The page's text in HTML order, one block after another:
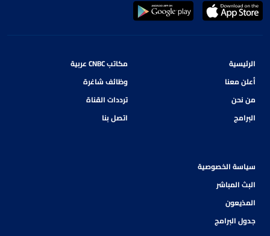
الرئيسية
أعلن معنا
من نحن
البرامج
مكاتب CNBC عربية
وظائف شاغرة
ترددات القناة
اتصل بنا
سياسة الخصوصية
البث المباشر
المذيعون
جدول البرامج